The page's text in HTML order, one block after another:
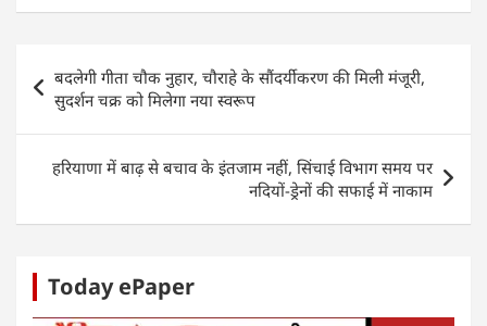
at
s
A
p
p
c
e
b
o
o
itt
er
k
e
dI
n
ss
e
n
g
er
ar
e
navigation
बदलेगी गीता चौक नुहार, चौराहे के सौंदर्यीकरण की मिली मंजूरी,
सुदर्शन चक्र को मिलेगा नया स्वरूप
हरियाणा में बाढ़ से बचाव के इंतजाम नहीं, सिंचाई विभाग समय पर
नदियों-ड्रेनों की सफाई में नाकाम
Today ePaper